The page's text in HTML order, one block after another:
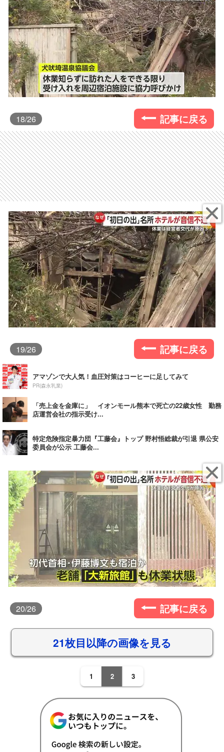
18/26 記事に戻る
19/26 記事に戻る
アマゾンで大人気！血圧対策はコーヒーに足してみて
PR(森永乳業)
「売上金を金庫に」 イオンモール熊本で死亡の22歳女性 勤務
店運営会社の指示受け...
特定危険指定暴力団『工藤会』トップ 野村悟総裁が引退 県公安
委員会が公示 工藤会...
20/26 記事に戻る
21枚目以降の画像を見る
1 2 3